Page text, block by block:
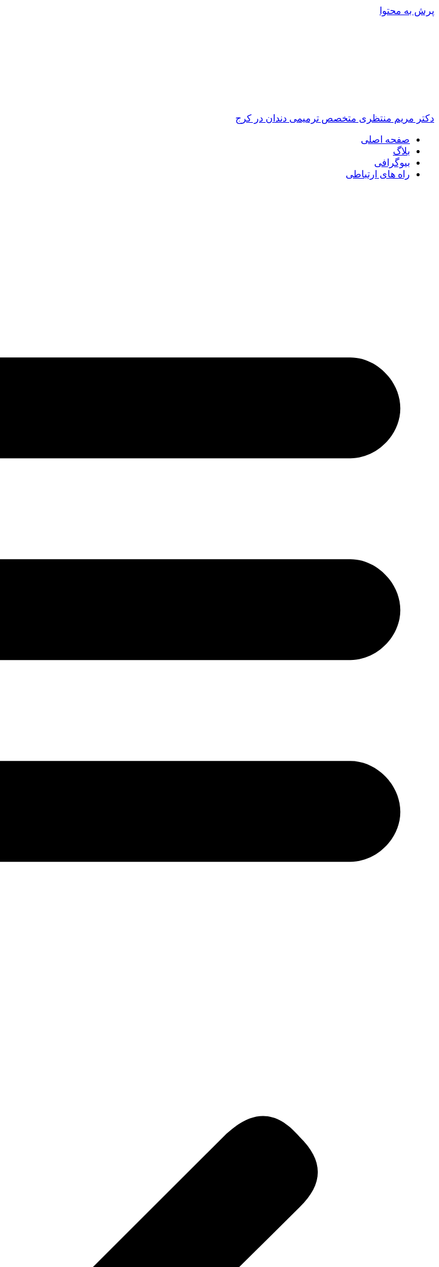
پرش به محتوا
دکتر مریم منتظری متخصص ترمیمی دندان در کرج
صفحه اصلی
بلاگ
بیوگرافی
راه های ارتباطی